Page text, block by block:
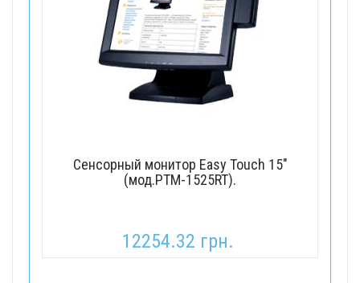
Сенсорный монитор Easy Touch 15"
(мод.PTM-1525RT).
12254.32 грн.